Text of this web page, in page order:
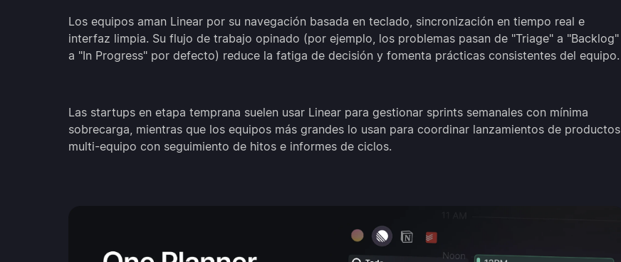
Los equipos aman Linear por su navegación basada en teclado, sincronización en tiempo real e
interfaz limpia. Su flujo de trabajo opinado (por ejemplo, los problemas pasan de "Triage" a "Backlog"
a "In Progress" por defecto) reduce la fatiga de decisión y fomenta prácticas consistentes del equipo.
Las startups en etapa temprana suelen usar Linear para gestionar sprints semanales con mínima
sobrecarga, mientras que los equipos más grandes lo usan para coordinar lanzamientos de productos
multi-equipo con seguimiento de hitos e informes de ciclos.